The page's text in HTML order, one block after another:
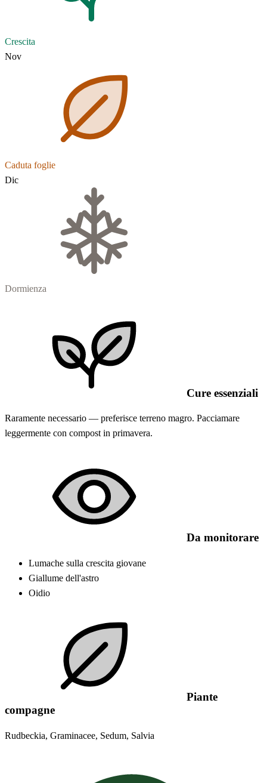
Crescita
Nov
Caduta foglie
Dic
Dormienza
Cure essenziali
Raramente necessario — preferisce terreno magro. Pacciamare
leggermente con compost in primavera.
Da monitorare
Lumache sulla crescita giovane
Giallume dell'astro
Oidio
Piante
compagne
Rudbeckia, Graminacee, Sedum, Salvia